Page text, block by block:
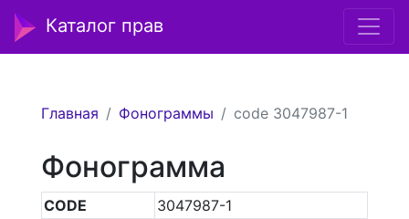
Каталог прав
Главная Фонограммы code 3047987-1
Фонограмма
CODE
3047987-1